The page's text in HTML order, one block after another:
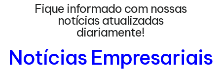
Fique informado com nossas
notícias atualizadas
diariamente!
Notícias Empresariais